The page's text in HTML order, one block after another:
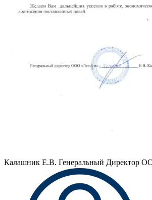
Калашник Е.В. Генеральный Директор